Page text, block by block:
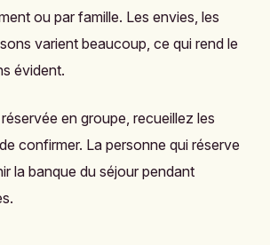
ou par famille. Les envies, les
varient beaucoup, ce qui rend le
évident.
en groupe, recueillez les
confirmer. La personne qui réserve
la banque du séjour pendant